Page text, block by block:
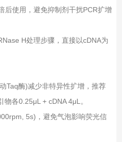
使用，避免抑制剂干扰PCR扩增
H处理步骤，直接以cDNA为
酶)减少非特异性扩增，推荐
各0.25μL + cDNA 4μL。
5s)，避免气泡影响荧光信